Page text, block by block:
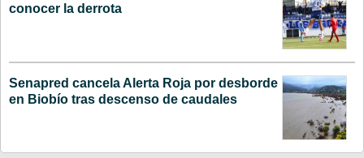
conocer la derrota
Senapred cancela Alerta Roja por desborde
en Biobío tras descenso de caudales